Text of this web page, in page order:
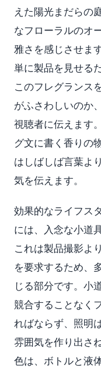
えた陽光まだらの
なフローラルのオ
雅さを感じさせま
単に製品を見せる
このフレグランス
がふさわしいのか
視聴者に伝えます
グ文に書く香りの
はしばしば言葉よ
気を伝えます。
効果的なライフス
には、入念な小道
これは製品撮影よ
を要求するため、
じる部分です。小
競合することなく
ればならず、照明
雰囲気を作り出さ
色は、ボトルと液